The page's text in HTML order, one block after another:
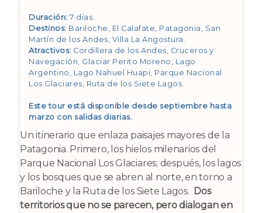
desde
$ 1.660,00
hasta
$ 2.950,00
Duración: 7 días.
Destinos: Bariloche, El Calafate, Patagonia, San
Martín de los Andes, Villa La Angostura .
Atractivos: Cordillera de los Andes, Cruceros y
Navegación, Glaciar Perito Moreno, Lago
Argentino, Lago Nahuel Huapi, Parque Nacional
Los Glaciares, Ruta de los Siete Lagos.
Este tour está disponible desde septiembre hasta
marzo con salidas diarias.
Un itinerario que enlaza paisajes mayores de la
Patagonia. Primero, los hielos milenarios del
Parque Nacional Los Glaciares; después, los lagos
y los bosques que se abren al norte, en torno a
Bariloche y la Ruta de los Siete Lagos. Dos
territorios que no se parecen, pero dialogan en